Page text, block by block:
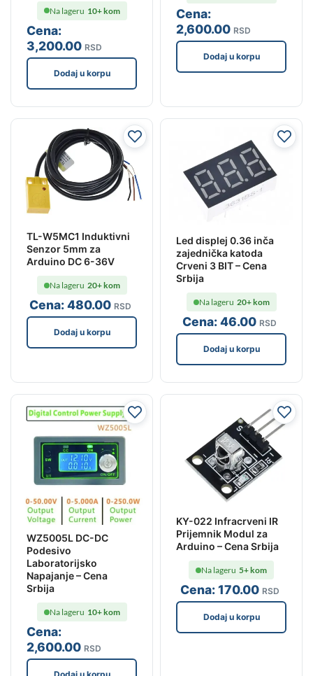
Cena:
3,200.00 RSD
Na lageru 10+ kom
Dodaj u korpu
Cena:
2,600.00 RSD
Dodaj u korpu
TL-W5MC1 Induktivni
Senzor 5mm za
Arduino DC 6-36V
Cena:480.00 RSD
Na lageru 20+ kom
Dodaj u korpu
Led displej 0.36 inča
zajednička katoda
Crveni 3 BIT – Cena
Srbija
Cena:46.00 RSD
Na lageru 20+ kom
Dodaj u korpu
WZ5005L DC-DC
Podesivo
Laboratorijsko
Napajanje – Cena
Srbija
Cena:
2,600.00 RSD
Na lageru 10+ kom
KY-022 Infracrveni IR
Prijemnik Modul za
Arduino – Cena Srbija
Cena:170.00 RSD
Na lageru 5+ kom
Dodaj u korpu